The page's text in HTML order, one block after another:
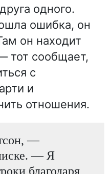
одного.
ошибка, он
он находит
тот сообщает,
с
и
отношения.
—
— Я
благодаря